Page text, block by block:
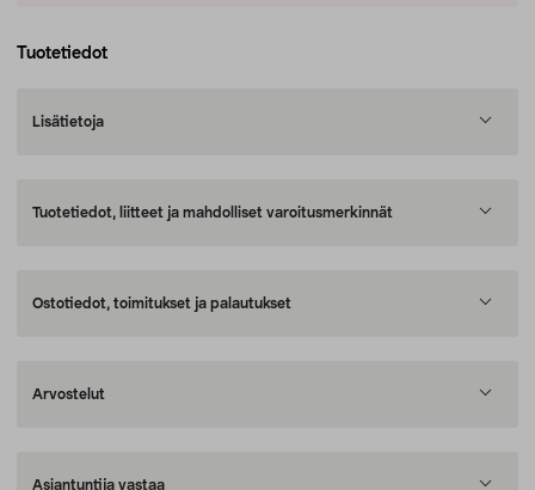
Tuotetiedot
Lisätietoja
Tuotetiedot, liitteet ja mahdolliset varoitusmerkinnät
Ostotiedot, toimitukset ja palautukset
Arvostelut
Asiantuntija vastaa